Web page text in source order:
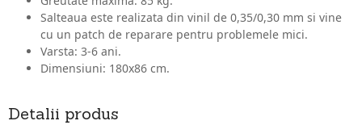
Salteaua este realizata din vinil de 0,35/0,30 mm si vine
cu un patch de reparare pentru problemele mici.
Varsta: 3-6 ani.
Dimensiuni: 180x86 cm.
Detalii produs